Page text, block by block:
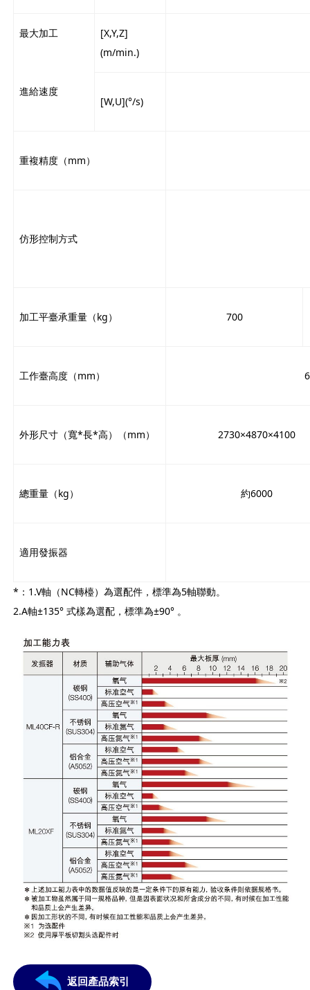
最大加工
進給速度
[X,Y,Z]
(m/min.)
[W,U](°/s)
重複精度（mm）
仿形控制方式
加工平臺承重量（kg） 700
工作臺高度（mm）
外形尺寸（寬*長*高）（mm） 2730×4870×4100
總重量（kg） 約6000
適用發振器
*：1.V軸（NC轉檯）為選配件，標準為5軸聯動。
2.A軸±135° 式樣為選配，標準為±90° 。
返回產品索引